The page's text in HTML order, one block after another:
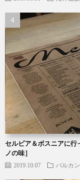
セルビア＆ボスニアに行
ノの味］
2019.10.07 バルカ